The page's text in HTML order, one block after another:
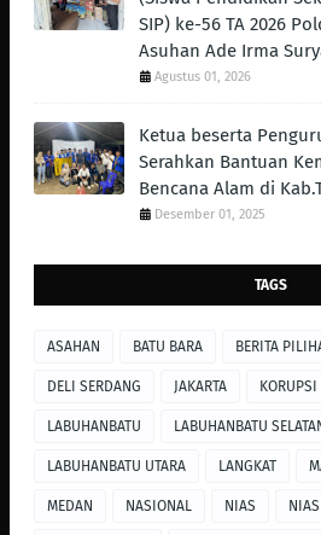
SIP) ke-56 TA 2026
Asuhan Ade Irma
Agustus 01, 2026
Ketua beserta
Serahkan Bantuan
Bencana Alam di
Desember 01, 2025
TAGS
ASAHAN BATU BARA BERITA
DELI SERDANG JAKARTA KORUPSI
LABUHANBATU LABUHANBATU
LABUHANBATU UTARA LANGKAT
MEDAN NASIONAL NIAS NIAS